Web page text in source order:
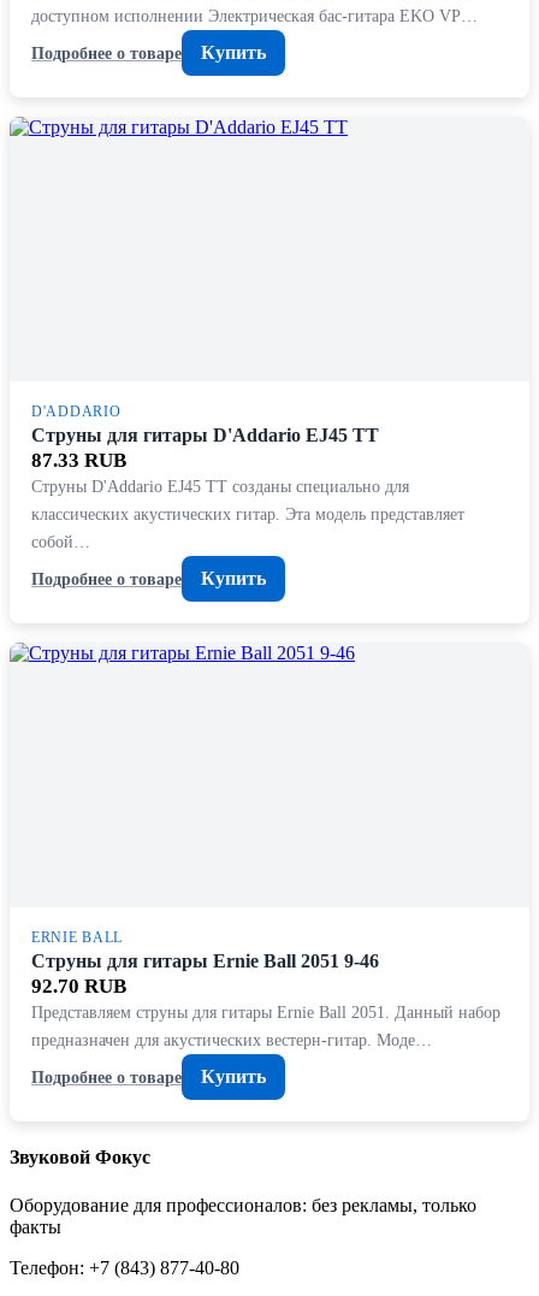
доступном исполнении Электрическая бас-гитара EKO VP…
Подробнее о товаре
Купить
D'ADDARIO
Струны для гитары D'Addario EJ45 TT
87.33 RUB
Струны D'Addario EJ45 TT созданы специально для
классических акустических гитар. Эта модель представляет
собой…
Подробнее о товаре
Купить
ERNIE BALL
Струны для гитары Ernie Ball 2051 9-46
92.70 RUB
Представляем струны для гитары Ernie Ball 2051. Данный набор
предназначен для акустических вестерн-гитар. Моде…
Подробнее о товаре
Купить
Звуковой Фокус
Оборудование для профессионалов: без рекламы, только
факты
Телефон: +7 (843) 877-40-80